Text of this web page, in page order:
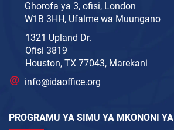
Ghorofa ya 3, ofisi, London
W1B 3HH, Ufalme wa Muungano
1321 Upland Dr.
Ofisi 3819
Houston, TX 77043, Marekani
info@idaoffice.org
PROGRAMU YA SIMU YA MKONONI YA